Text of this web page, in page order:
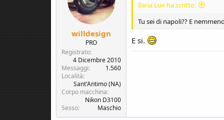
n
willdesign
PRO
Registrato
4 Dicembre 2010
Messaggi
1.560
Località
Sant'Antimo (NA)
Corpo macchina
Nikon D3100
Sesso
Maschio
Ilaria Lux ha scritto:
Tu sei di napoli?? E
E si.